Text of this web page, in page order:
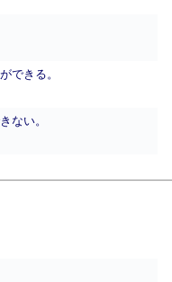
できる。
ない。